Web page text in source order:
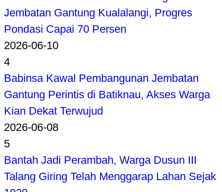
Jembatan Gantung Kualalangi, Progres
Pondasi Capai 70 Persen
2026-06-10
4
Babinsa Kawal Pembangunan Jembatan
Gantung Perintis di Batiknau, Akses Warga
Kian Dekat Terwujud
2026-06-08
5
Bantah Jadi Perambah, Warga Dusun III
Talang Giring Telah Menggarap Lahan Sejak